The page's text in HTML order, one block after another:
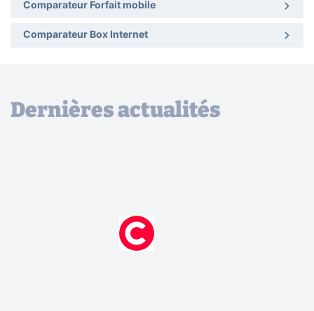
Comparateur Forfait mobile
Comparateur Box Internet
Dernières actualités